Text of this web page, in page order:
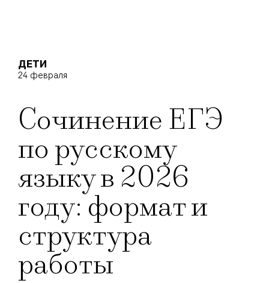
ДЕТИ
24 февраля
Сочинение ЕГЭ
по русскому
языку в 2026
году: формат и
структура
работы